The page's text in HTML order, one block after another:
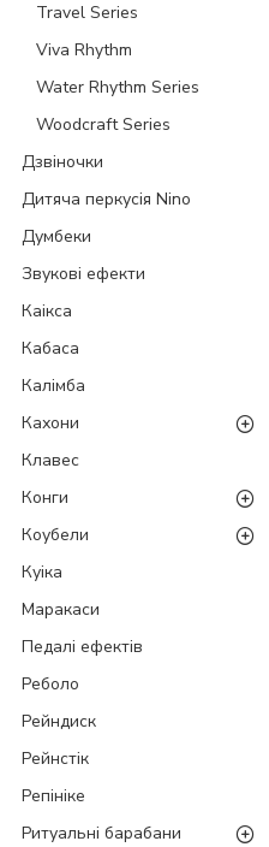
Travel Series
Viva Rhythm
Water Rhythm Series
Woodcraft Series
Дзвіночки
Дитяча перкусія Nino
Думбеки
Звукові ефекти
Каікса
Кабаса
Калімба
Кахони
Клавес
Конги
Коубели
Куіка
Маракаси
Педалі ефектів
Реболо
Рейндиск
Рейнстік
Репініке
Ритуальні барабани